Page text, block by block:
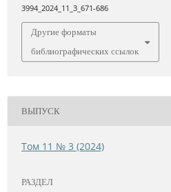
3994_2024_11_3_671-686
Другие форматы
библиографических ссылок
ВЫПУСК
Том 11 № 3 (2024)
РАЗДЕЛ